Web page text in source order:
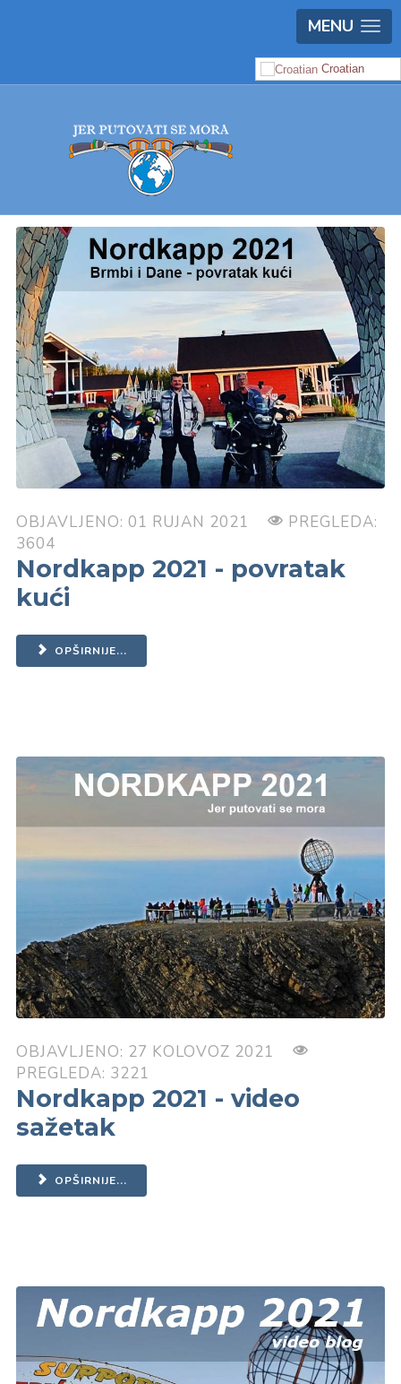
MENU
Croatian
OBJAVLJENO: 01 RUJAN 2021
PREGLEDA:
3604
Nordkapp 2021 - povratak
kući
OPŠIRNIJE...
OBJAVLJENO: 27 KOLOVOZ 2021
PREGLEDA: 3221
Nordkapp 2021 - video
sažetak
OPŠIRNIJE...